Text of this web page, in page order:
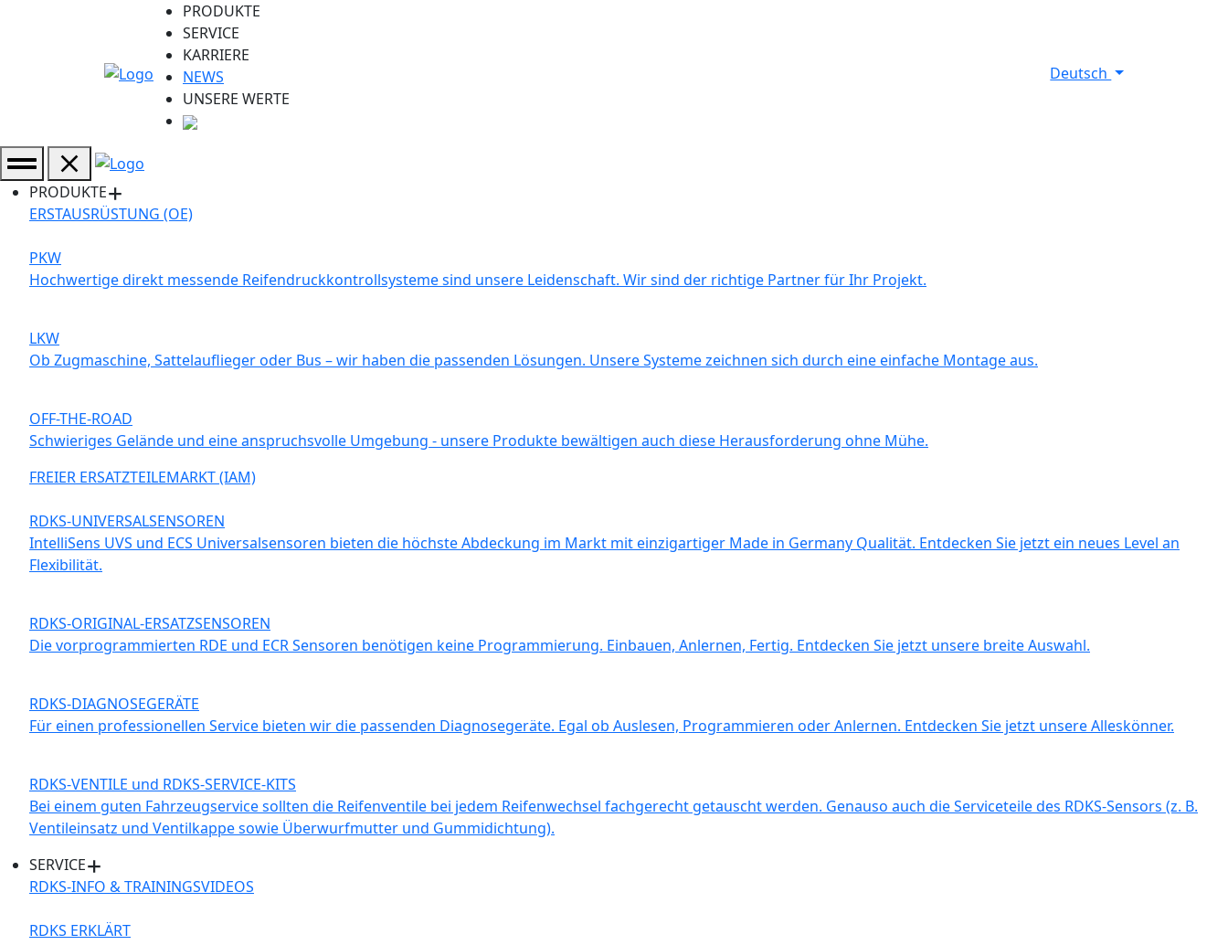
PRODUKTE
SERVICE
KARRIERE
NEWS
UNSERE WERTE
Deutsch
PRODUKTE
ERSTAUSRÜSTUNG (OE)
PKW
Hochwertige direkt messende Reifendruckkontrollsysteme sind unsere Leidenschaft. Wir sind der richtige Partner für Ihr Projekt.
LKW
Ob Zugmaschine, Sattelauflieger oder Bus – wir haben die passenden Lösungen. Unsere Systeme zeichnen sich durch eine einfache Montage aus.
OFF-THE-ROAD
Schwieriges Gelände und eine anspruchsvolle Umgebung - unsere Produkte bewältigen auch diese Herausforderung ohne Mühe.
FREIER ERSATZTEILEMARKT (IAM)
RDKS-UNIVERSALSENSOREN
IntelliSens UVS und ECS Universalsensoren bieten die höchste Abdeckung im Markt mit einzigartiger Made in Germany Qualität. Entdecken Sie jetzt ein neues Level an
Flexibilität.
RDKS-ORIGINAL-ERSATZSENSOREN
Die vorprogrammierten RDE und ECR Sensoren benötigen keine Programmierung. Einbauen, Anlernen, Fertig. Entdecken Sie jetzt unsere breite Auswahl.
RDKS-DIAGNOSEGERÄTE
Für einen professionellen Service bieten wir die passenden Diagnosegeräte. Egal ob Auslesen, Programmieren oder Anlernen. Entdecken Sie jetzt unsere Alleskönner.
RDKS-VENTILE und RDKS-SERVICE-KITS
Bei einem guten Fahrzeugservice sollten die Reifenventile bei jedem Reifenwechsel fachgerecht getauscht werden. Genauso auch die Serviceteile des RDKS-Sensors (z. B.
Ventileinsatz und Ventilkappe sowie Überwurfmutter und Gummidichtung).
SERVICE
RDKS-INFO & TRAININGSVIDEOS
RDKS ERKLÄRT